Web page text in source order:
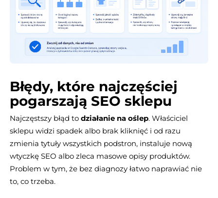
Błędy, które najczęściej
pogarszają SEO sklepu
Najczęstszy błąd to działanie na oślep. Właściciel
sklepu widzi spadek albo brak kliknięć i od razu
zmienia tytuły wszystkich podstron, instaluje nową
wtyczkę SEO albo zleca masowe opisy produktów.
Problem w tym, że bez diagnozy łatwo naprawiać nie
to, co trzeba.